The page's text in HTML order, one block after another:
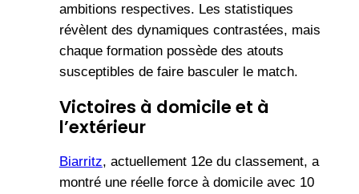
ambitions respectives. Les statistiques
révèlent des dynamiques contrastées, mais
chaque formation possède des atouts
susceptibles de faire basculer le match.
Victoires à domicile et à
l’extérieur
Biarritz, actuellement 12e du classement, a
montré une réelle force à domicile avec 10